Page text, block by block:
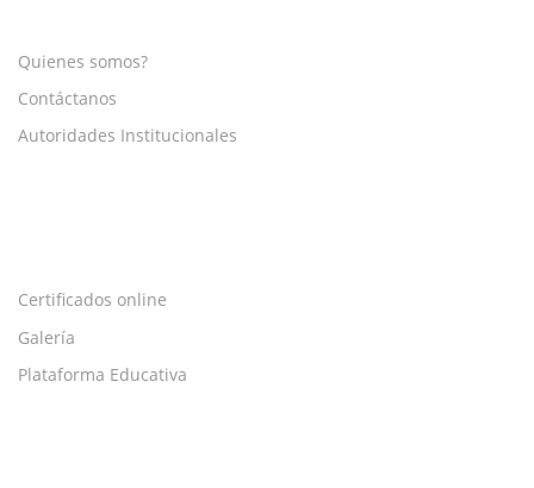
Quienes somos?
Contáctanos
Autoridades Institucionales
Certificados online
Galería
Plataforma Educativa